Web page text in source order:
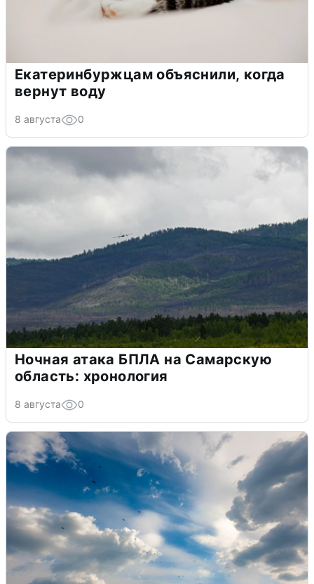
Екатеринбуржцам объяснили, когда
вернут воду
8 августа 0
Ночная атака БПЛА на Самарскую
область: хронология
8 августа 0